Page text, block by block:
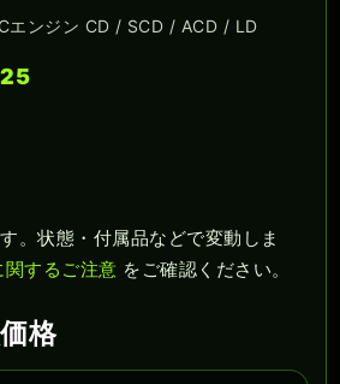
エンジン CD / SCD / ACD / LD
。状態・付属品などで変動しま
関するご注意 をご確認ください。
格